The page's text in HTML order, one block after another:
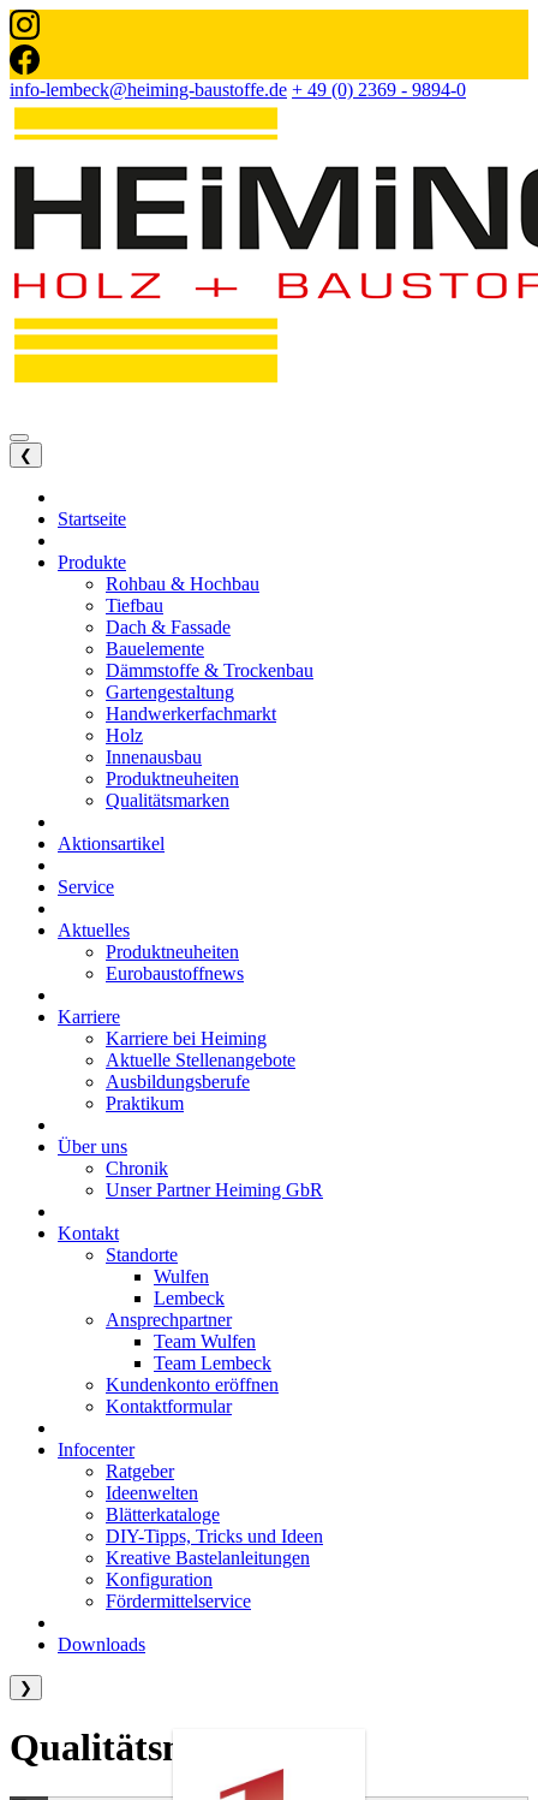
info-lembeck@heiming-baustoffe.de + 49 (0) 2369 - 9894-0
❮
Startseite
Produkte
Rohbau & Hochbau
Tiefbau
Dach & Fassade
Bauelemente
Dämmstoffe & Trockenbau
Gartengestaltung
Handwerkerfachmarkt
Holz
Innenausbau
Produktneuheiten
Qualitätsmarken
Aktionsartikel
Service
Aktuelles
Produktneuheiten
Eurobaustoffnews
Karriere
Karriere bei Heiming
Aktuelle Stellenangebote
Ausbildungsberufe
Praktikum
Über uns
Chronik
Unser Partner Heiming GbR
Kontakt
Standorte
Wulfen
Lembeck
Ansprechpartner
Team Wulfen
Team Lembeck
Kundenkonto eröffnen
Kontaktformular
Infocenter
Ratgeber
Ideenwelten
Blätterkataloge
DIY-Tipps, Tricks und Ideen
Kreative Bastelanleitungen
Konfiguration
Fördermittelservice
Downloads
❯
Qualitätsmarken